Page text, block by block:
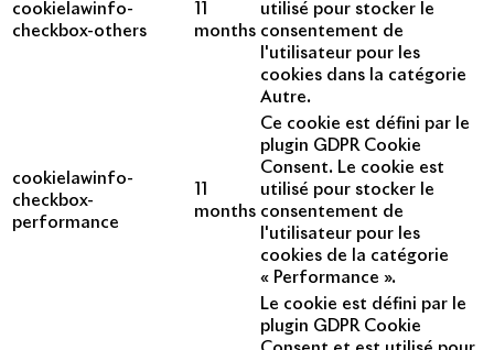
cookielawinfo-
checkbox-others
months
utilisé pour stocker le
consentement de
l'utilisateur pour les
cookies dans la catégorie
Autre.
cookielawinfo-
checkbox-
performance
months
Ce cookie est défini par le
plugin GDPR Cookie
Consent. Le cookie est
utilisé pour stocker le
consentement de
l'utilisateur pour les
cookies de la catégorie
« Performance ».
Le cookie est défini par le
plugin GDPR Cookie